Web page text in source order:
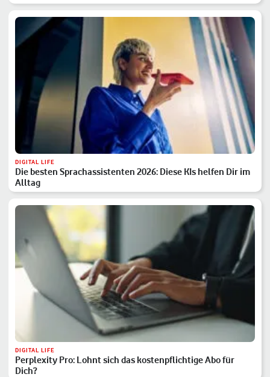
DIGITAL LIFE
Die besten Sprachassistenten 2026: Diese KIs helfen Dir im
Alltag
DIGITAL LIFE
Perplexity Pro: Lohnt sich das kostenpflichtige Abo für
Dich?